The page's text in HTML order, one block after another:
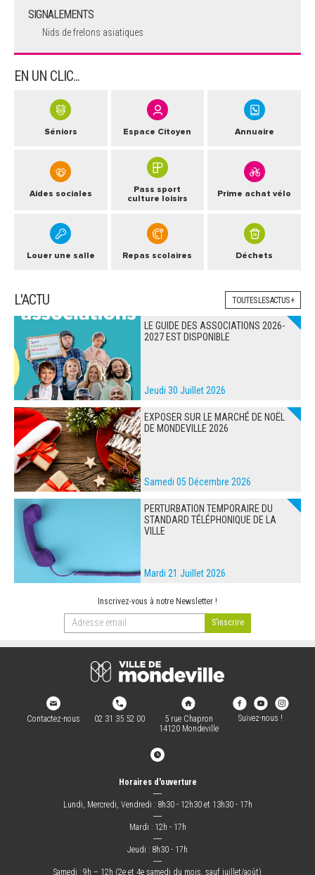
SIGNALEMENTS
Nids de frelons asiatiques
EN UN CLIC...
Séniors Espace Citoyen Annuaire
Aides sociales
Pass sport
culture loisirs
Prime achat vélo
Louer une salle Repas scolaires Déchets
L'ACTU TOUTES LES ACTUS +
LE GUIDE DES ASSOCIATIONS 2026-
2027 EST DISPONIBLE
Jeudi 30 Juillet 2026
EXPOSER SUR LE MARCHÉ DE NOËL
DE MONDEVILLE 2026
Samedi 05 Décembre 2026
PERTURBATION TEMPORAIRE DU
STANDARD TÉLÉPHONIQUE DE LA
VILLE
Mardi 21 Juillet 2026
Inscrivez-vous à notre Newsletter !
Contactez-nous 02 31 35 52 00
5 rue Chapron
14120 Mondeville
Suivez-nous !
Horaires d'ouverture
―
Lundi, Mercredi, Vendredi : 8h30 - 12h30 et 13h30 - 17h
―
Mardi : 12h - 17h
―
Jeudi : 8h30 - 17h
―
Samedi : 9h – 12h (2e et 4e samedi du mois, sauf juillet/août)